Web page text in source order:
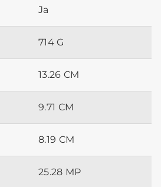
Ja
714 G
13.26 CM
9.71 CM
8.19 CM
25.28 MP